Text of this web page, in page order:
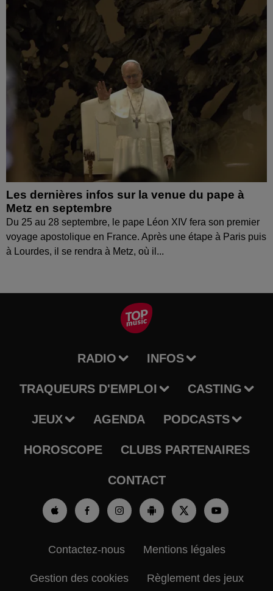
Les dernières infos sur la venue du pape à
Metz en septembre
Du 25 au 28 septembre, le pape Léon XIV fera son premier
voyage apostolique en France. Après une étape à Paris puis
à Lourdes, il se rendra à Metz, où il...
RADIO INFOS
TRAQUEURS D'EMPLOI CASTING
JEUX AGENDA PODCASTS
HOROSCOPE CLUBS PARTENAIRES
CONTACT
Contactez-nous Mentions légales
Gestion des cookies Règlement des jeux